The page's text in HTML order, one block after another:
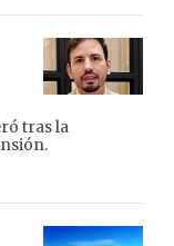
tras la